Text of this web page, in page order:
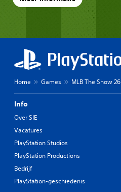
Home Games MLB The Show 26
Info
Over SIE
Vacatures
PlayStation Studios
PlayStation Productions
Bedrijf
PlayStation-geschiedenis